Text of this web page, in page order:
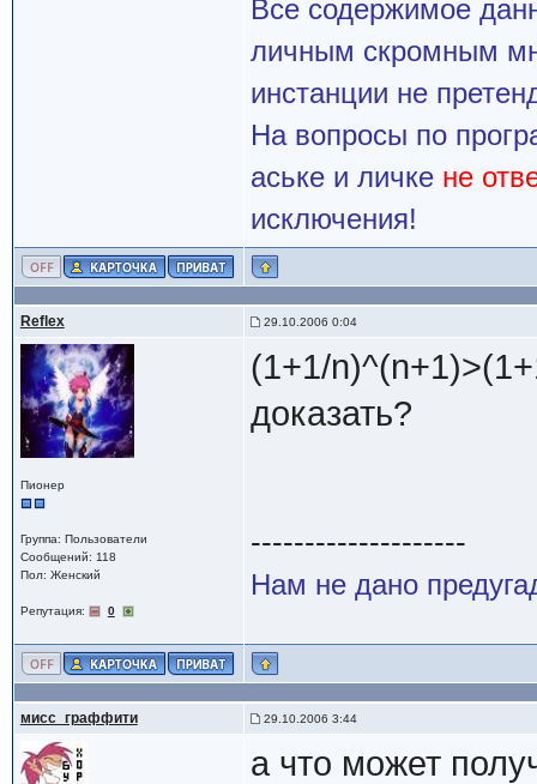
Все содержимое
личным скромным
инстанции не
На вопросы по
аське и личке не
исключения!
Reflex 29.10.2006 0:04
Пионер
Группа: Пользователи
Сообщений: 118
Пол: Женский
Репутация: 0
(1+1/
доказать?
--------------------
Нам не дано
мисс_граффити 29.10.2006 3:44
а что может